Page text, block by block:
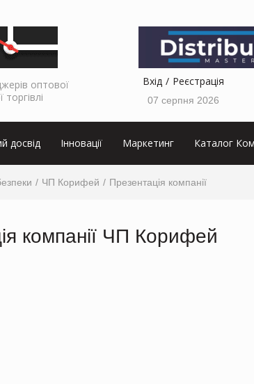
оптової
торгівлі
Вхід Реєстрація
07 серпня 2026
досвід Інновації Маркетинг Каталог
ЧП Корифей Презентація компанії
компанії ЧП Корифей